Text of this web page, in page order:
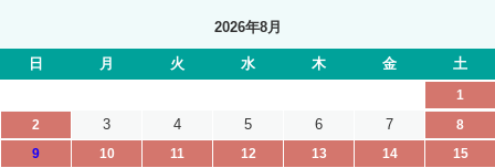
2026年8月
日 月 火 水 木 金 土
1
2
3 4 5 6 7
8
9
10 11 12 13 14
15